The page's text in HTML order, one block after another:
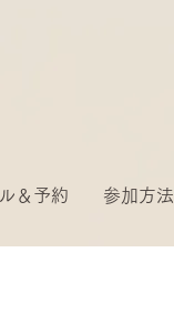
＆予約 参加方法